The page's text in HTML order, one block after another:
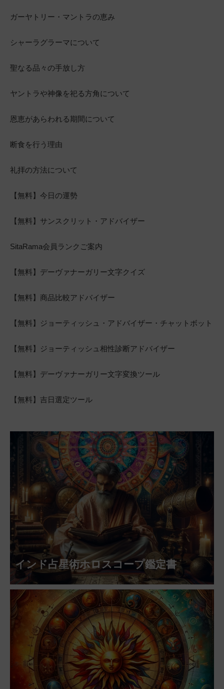
ガーヤトリー・マントラの恵み
シャーラグラーマについて
聖なる品々の手放し方
ヤントラや神像を祀る方角について
恩恵があらわれる期間について
断食を行う理由
礼拝の方法について
【無料】今日の運勢
【無料】サンスクリット・アドバイザー
SitaRama会員ランクご案内
【無料】デーヴァナーガリー文字クイズ
【無料】商品比較アドバイザー
【無料】ジョーティッシュ・アドバイザー・チャットボット
【無料】ジョーティッシュ相性診断アドバイザー
【無料】デーヴァナーガリー文字変換ツール
【無料】吉日選定ツール
インド占星術ホロスコープ鑑定書